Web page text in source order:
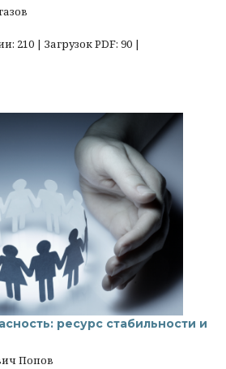
210 | Загрузок PDF: 90 |
ресурс стабильности и
Попов